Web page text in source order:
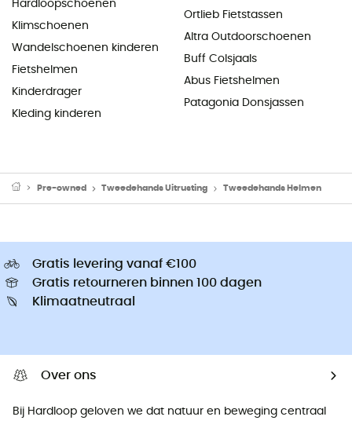
Hardloopschoenen
Klimschoenen
Wandelschoenen kinderen
Fietshelmen
Kinderdrager
Kleding kinderen
Ortlieb Fietstassen
Altra Outdoorschoenen
Buff Colsjaals
Abus Fietshelmen
Patagonia Donsjassen
Pre-owned Tweedehands Uitrusting Tweedehands Helmen
Gratis levering vanaf €100
Gratis retourneren binnen 100 dagen
Klimaatneutraal
Over ons
Bij Hardloop geloven we dat natuur en beweging centraal